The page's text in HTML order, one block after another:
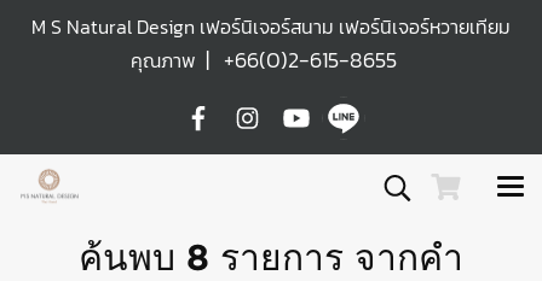
M S Natural Design เฟอร์นิเจอร์สนาม เฟอร์นิเจอร์หวายเทียม
คุณภาพ | +66(0)2-615-8655
ค้นพบ 8 รายการ จากคำ